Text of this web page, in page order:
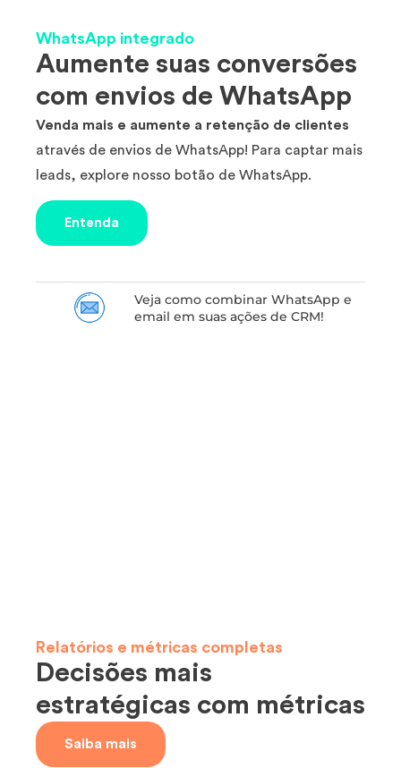
WhatsApp integrado
Aumente suas conversões
com envios de WhatsApp
Venda mais e aumente a retenção de clientes
através de envios de WhatsApp! Para captar mais
leads, explore nosso botão de WhatsApp.
Entenda
Veja como combinar WhatsApp e
email em suas ações de CRM!
Relatórios e métricas completas
Decisões mais
estratégicas com métricas
Saiba mais